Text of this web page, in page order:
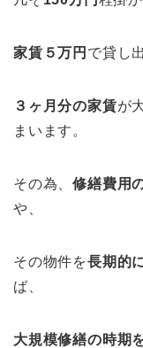
家賃５万円 で貸し
３ヶ月分の家賃が
まいます。
その為、修繕費用
や、
その物件を長期的
ば、
大規模修繕の時期